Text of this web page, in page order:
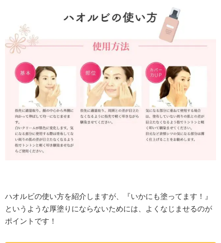
ハオルビの使い方を紹介しますが、『いかにも塗ってます！』
というような厚塗りにならないためには、よくなじませるのが
ポイントです！